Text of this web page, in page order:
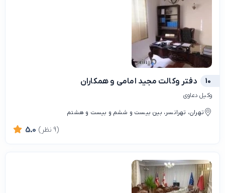
10 دفتر وکالت مجید امامی و همکاران
وکیل دعاوی
تهران، تهرانسر، بین بیست و ششم و بیست و هشتم
5.0 (9 نظر)